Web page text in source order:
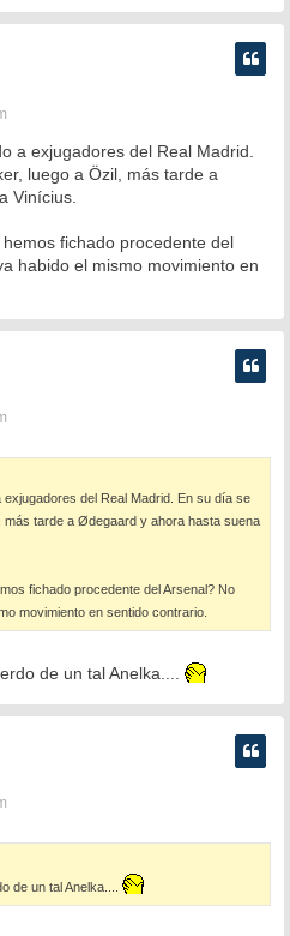
a exjugadores del Real Madrid.
luego a Özil, más tarde a
Vinícius.
fichado procedente del
habido el mismo movimiento en
exjugadores del Real Madrid. En su día se
más tarde a Ødegaard y ahora hasta suena
fichado procedente del Arsenal? No
movimiento en sentido contrario.
de un tal Anelka....
de un tal Anelka....